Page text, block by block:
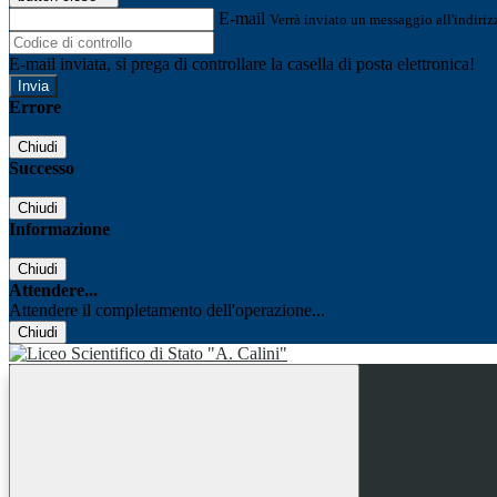
E-mail Verrà inviato un messaggio
E-mail inviata, si prega di controllare la casella di posta elettronica!
Errore
Chiudi
Successo
Chiudi
Informazione
Chiudi
Attendere...
Attendere il completamento dell'operazione...
Chiudi